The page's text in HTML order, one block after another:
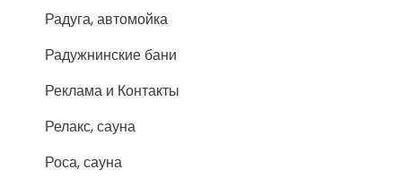
Радуга, автомойка
Радужнинские бани
Реклама и Контакты
Релакс, сауна
Роса, сауна